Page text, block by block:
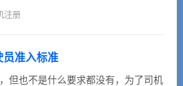
，在去年以打出租车服务疯魔全
有一辆车的使用权（可以不是自己的
注册
员准入标准
但也不是什么要求都没有，为了司机